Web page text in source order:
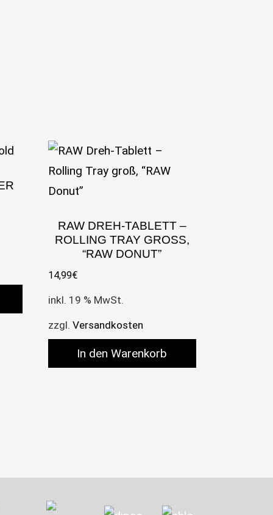
RAW DREH-TABLETT –
ROLLING TRAY GROSS, “
RAW DONUT”
14,99€
inkl. 19 % MwSt.
zzgl.Versandkosten
In den Warenkorb